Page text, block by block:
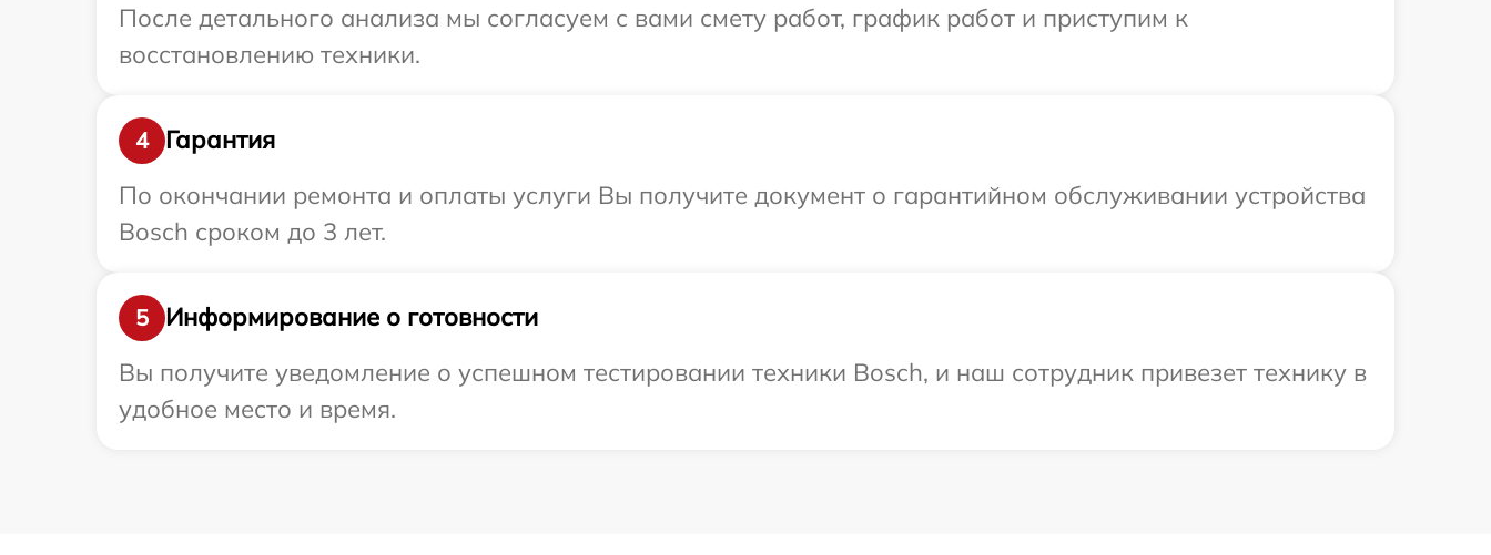
После детального анализа мы согласуем с вами смету работ, график работ и приступим к
восстановлению техники.
4
Гарантия
По окончании ремонта и оплаты услуги Вы получите документ о гарантийном обслуживании устройства
Bosch сроком до 3 лет.
5
Информирование о готовности
Вы получите уведомление о успешном тестировании техники Bosch, и наш сотрудник привезет технику в
удобное место и время.